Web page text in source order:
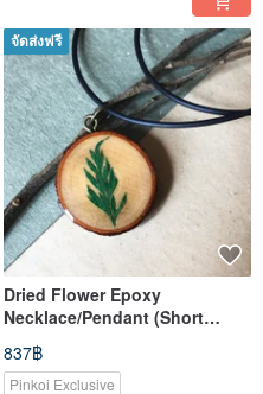
จัดส่งฟรี
Dried Flower Epoxy
Necklace/Pendant (Short
Style)
837฿
Pinkoi Exclusive